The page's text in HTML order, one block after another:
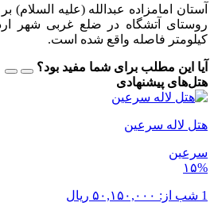
آستان امامزاده عبدالله (علیه
روستای آتشگاه در ضلع غربی شهر
کیلومتر فاصله واقع شده است.
آیا این مطلب برای شما مفید بود؟
هتل‌های پیشنهادی
هتل لاله سرعین
سرعین
۱۵%
1 شب از: ۵۰,۱۵۰,۰۰۰ ریال